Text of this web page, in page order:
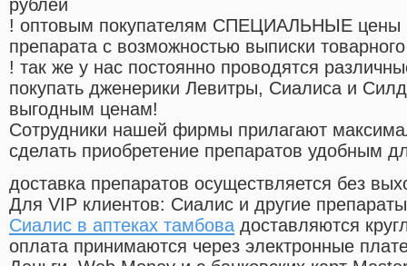
рублей
! оптовым покупателям СПЕЦИАЛЬНЫЕ цены
препарата с возможностью выписки
! так же у нас постоянно проводятся
покупать дженерики Левитры, Сиалиса и
выгодным ценам!
Cотрудники нашей фирмы прилагают
сделать приобретение препаратов удобным
доставка препаратов осуществляется без
Для VIP клиентов: Сиалис и другие
Сиалис в аптеках тамбова доставляются
оплата принимаются через электронные